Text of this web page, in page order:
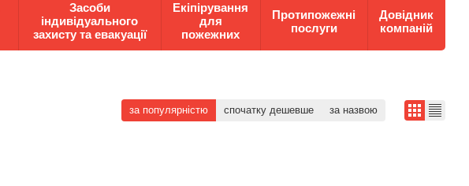
Засоби
індивідуального
захисту та евакуації
Екіпірування
для
пожежних
Протипожежні
послуги
Довідник
компаній
за популярністю спочатку дешевше за назвою